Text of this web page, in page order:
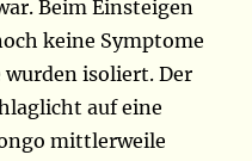
Beim Einsteigen
keine Symptome
isoliert. Der
auf eine
mittlerweile